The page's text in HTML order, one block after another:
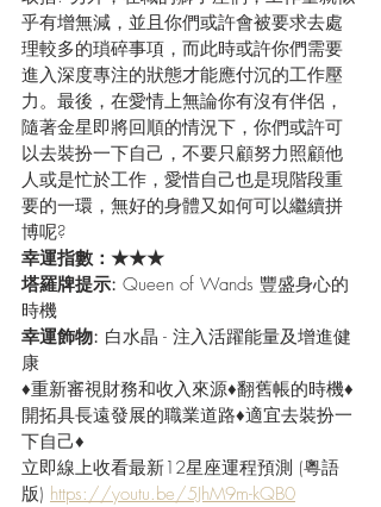
乎有增無減，並且你們或許會被要求去處
理較多的瑣碎事項，而此時或許你們需要
進入深度專注的狀態才能應付沉的工作壓
力。最後，在愛情上無論你有沒有伴侶，
隨著金星即將回順的情況下，你們或許可
以去裝扮一下自己，不要只顧努力照顧他
人或是忙於工作，愛惜自己也是現階段重
要的一環，無好的身體又如何可以繼續拼
博呢?
幸運指數：★★★
塔羅牌提示: Queen of Wands 豐盛身心的
時機
幸運飾物: 白水晶 - 注入活躍能量及增進健
康
♦重新審視財務和收入來源♦翻舊帳的時機♦
開拓具長遠發展的職業道路♦適宜去裝扮一
下自己♦
立即線上收看最新12星座運程預測 (粵語
版) https://youtu.be/5JhM9m-kQB0